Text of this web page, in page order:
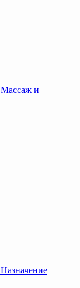
Массаж и
Назначение